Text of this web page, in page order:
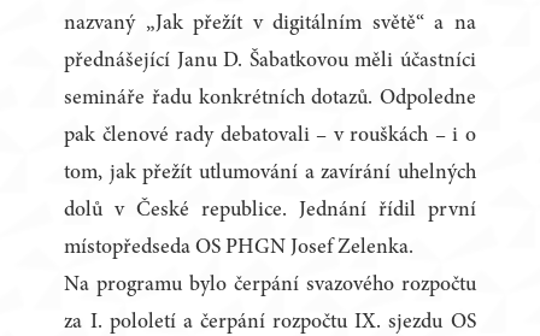
nazvaný „Jak přežít v digitálním světě“ a na
přednášející Janu D. Šabatkovou měli účastníci
semináře řadu konkrétních dotazů. Odpoledne
pak členové rady debatovali – v rouškách – i o
tom, jak přežít utlumování a zavírání uhelných
dolů v České republice. Jednání řídil první
místopředseda OS PHGN Josef Zelenka.
Na programu bylo čerpání svazového rozpočtu
za I. pololetí a čerpání rozpočtu IX. sjezdu OS